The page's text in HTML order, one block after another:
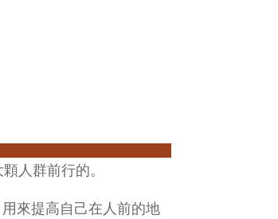
人群前行的。
來提高自己在人前的地